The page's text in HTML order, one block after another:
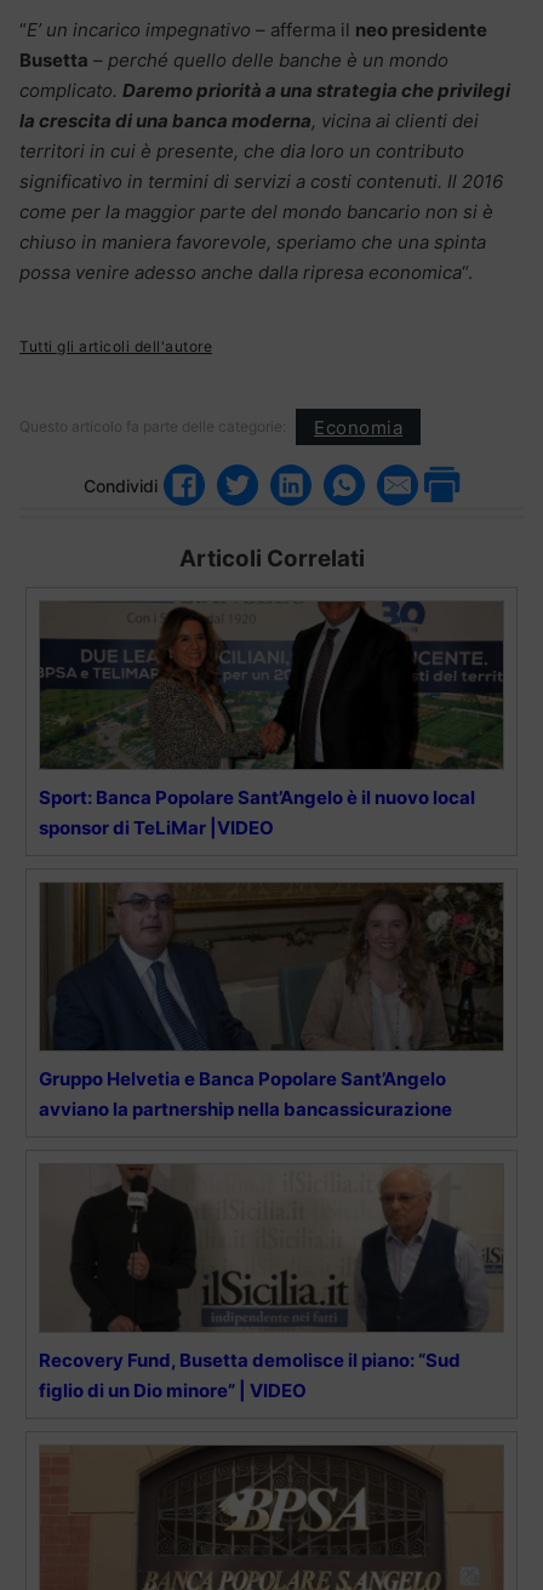
“E’ un incarico impegnativo – afferma il neo presidente
Busetta – perché quello delle banche è un mondo
complicato. Daremo priorità a una strategia che privilegi
la crescita di una banca moderna, vicina ai clienti dei
territori in cui è presente, che dia loro un contributo
significativo in termini di servizi a costi contenuti. Il 2016
come per la maggior parte del mondo bancario non si è
chiuso in maniera favorevole, speriamo che una spinta
possa venire adesso anche dalla ripresa economica“.
Tutti gli articoli dell'autore
Questo articolo fa parte delle categorie: Economia
Condividi
Articoli Correlati
Sport: Banca Popolare Sant’Angelo è il nuovo local
sponsor di TeLiMar |VIDEO
Gruppo Helvetia e Banca Popolare Sant’Angelo
avviano la partnership nella bancassicurazione
Recovery Fund, Busetta demolisce il piano: “Sud
figlio di un Dio minore” | VIDEO